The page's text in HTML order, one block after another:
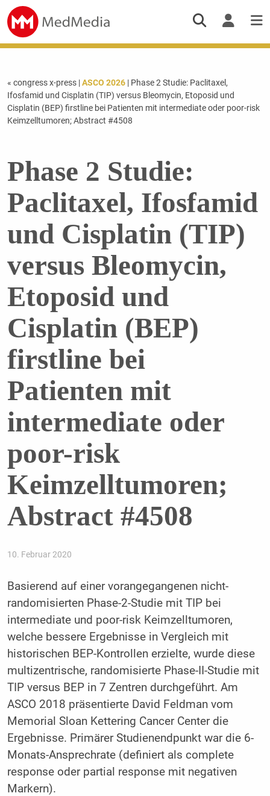
« congress x-press |ASCO 2026| Phase 2 Studie: Paclitaxel,
Ifosfamid und Cisplatin (TIP) versus Bleomycin, Etoposid und
Cisplatin (BEP) firstline bei Patienten mit intermediate oder poor-risk
Keimzelltumoren; Abstract #4508
Phase 2 Studie:
Paclitaxel, Ifosfamid
und Cisplatin (TIP)
versus Bleomycin,
Etoposid und
Cisplatin (BEP)
firstline bei
Patienten mit
intermediate oder
poor-risk
Keimzelltumoren;
Abstract #4508
10. Februar 2020
Basierend auf einer vorangegangenen nicht-
randomisierten Phase-2-Studie mit TIP bei
intermediate und poor-risk Keimzelltumoren,
welche bessere Ergebnisse in Vergleich mit
historischen BEP-Kontrollen erzielte, wurde diese
multizentrische, randomisierte Phase-II-Studie mit
TIP versus BEP in 7 Zentren durchgeführt. Am
ASCO 2018 präsentierte David Feldman vom
Memorial Sloan Kettering Cancer Center die
Ergebnisse. Primärer Studienendpunkt war die 6-
Monats-Ansprechrate (definiert als complete
response oder partial response mit negativen
Markern).